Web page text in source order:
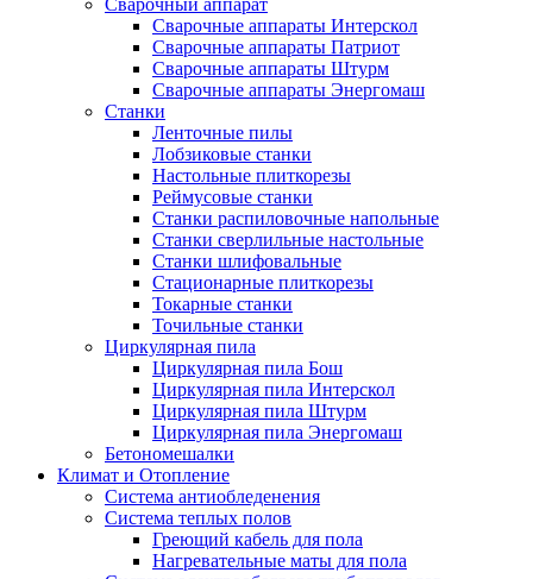
Сварочный аппарат
Сварочные аппараты Интерскол
Сварочные аппараты Патриот
Сварочные аппараты Штурм
Сварочные аппараты Энергомаш
Станки
Ленточные пилы
Лобзиковые станки
Настольные плиткорезы
Реймусовые станки
Станки распиловочные напольные
Станки сверлильные настольные
Станки шлифовальные
Стационарные плиткорезы
Токарные станки
Точильные станки
Циркулярная пила
Циркулярная пила Бош
Циркулярная пила Интерскол
Циркулярная пила Штурм
Циркулярная пила Энергомаш
Бетономешалки
Климат и Отопление
Система антиобледенения
Система теплых полов
Греющий кабель для пола
Нагревательные маты для пола